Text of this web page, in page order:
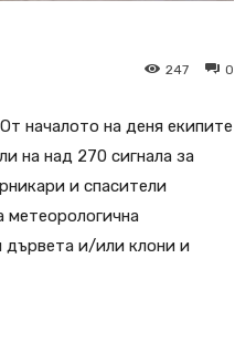
0
247
началото на деня екипите
на над 270 сигнала за
и спасители
метеорологична
дървета и/или клони и